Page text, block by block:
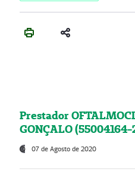
Prestador
GONÇALO (55004164-
07 de Agosto de 2020